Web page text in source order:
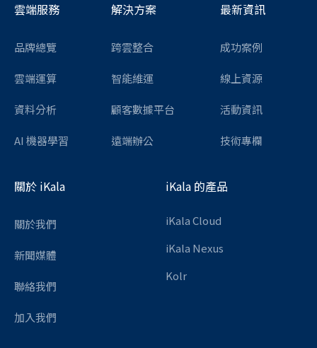
雲端服務
品牌總覽
雲端運算
資料分析
AI 機器學習
解決方案
跨雲整合
智能維運
顧客數據平台
遠端辦公
最新資訊
成功案例
線上資源
活動資訊
技術專欄
關於 iKala
關於我們
新聞媒體
聯絡我們
加入我們
iKala 的產品
iKala Cloud
iKala Nexus
Kolr